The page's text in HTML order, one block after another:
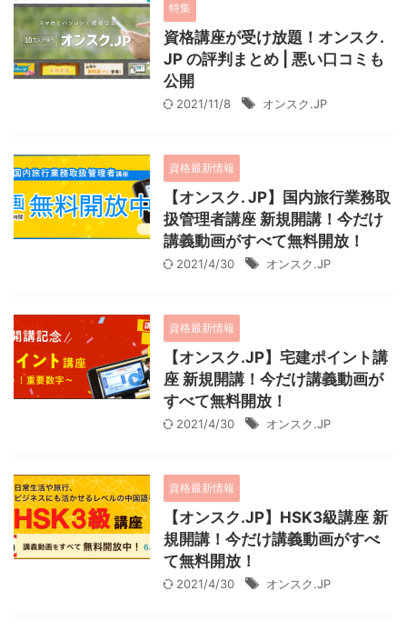
特集
資格講座が受け放題！オンスク.
JP の評判まとめ | 悪い口コミも
公開
2021/11/8 オンスク.JP
資格最新情報
【オンスク. JP】国内旅行業務取
扱管理者講座 新規開講！今だけ
講義動画がすべて無料開放！
2021/4/30 オンスク.JP
資格最新情報
【オンスク.JP】宅建ポイント講
座 新規開講！今だけ講義動画が
すべて無料開放！
2021/4/30 オンスク.JP
資格最新情報
【オンスク.JP】HSK3級講座 新
規開講！今だけ講義動画がすべ
て無料開放！
2021/4/30 オンスク.JP